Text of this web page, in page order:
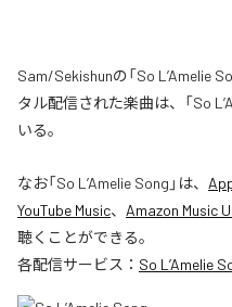
Sam/Sekishunの「So L’Amelie
タル配信された楽曲は、「So
いる。
なお「So L’Amelie Song 」は、
YouTube Music、 Amazon Music
聴くことができる。
各配信サービス： So L’Amelie